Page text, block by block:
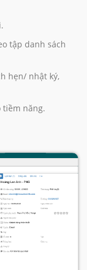
tập danh sách
hẹn/ nhật ký,
năng.